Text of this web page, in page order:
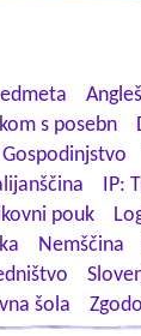
s posebn
Gospodinjstvo
IP:
pouk
Nemščina
šola